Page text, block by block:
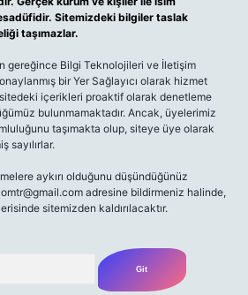
Sitemizdeki bilgiler taslak
taşımazlar.
gereğince Bilgi Teknolojileri ve İletişim
bir Yer Sağlayıcı olarak hizmet
içerikleri proaktif olarak denetleme
bulunmamaktadır. Ancak, üyelerimiz
taşımakta olup, siteye üye olarak
sayılırlar.
aykırı olduğunu düşündüğünüz
adresine bildirmeniz halinde,
sitemizden kaldırılacaktır.